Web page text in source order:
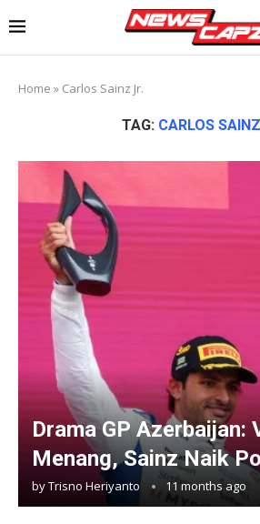
Home » Carlos Sainz Jr.
TAG: CARLOS
Drama GP Azerbaijan:
Menang, Sainz Naik
byTrisno Heriyanto 11 months ago